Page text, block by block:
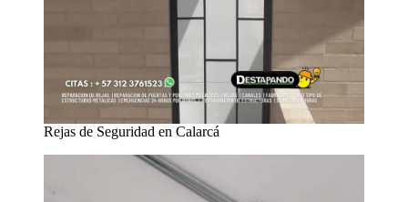
Rejas de Seguridad en Calarcá